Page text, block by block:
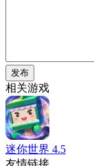
发布
相关游戏
迷你世界 4.5
友情链接